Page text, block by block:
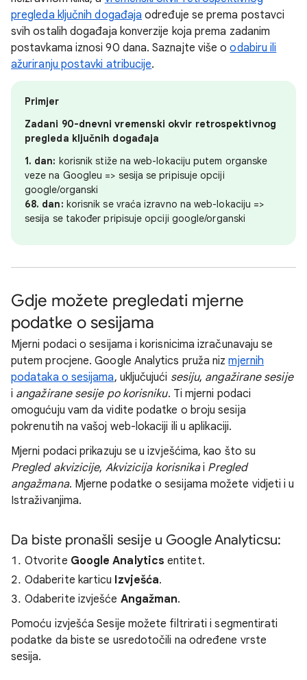
pregleda ključnih događaja određuje se prema postavci
svih ostalih događaja konverzije koja prema zadanim
postavkama iznosi 90 dana. Saznajte više oodabiru ili
ažuriranju postavki atribucije.
Primjer
Zadani 90-dnevni vremenski okvir retrospektivnog
pregleda ključnih događaja
1. dan: korisnik stiže na web-lokaciju putem organske
veze na Googleu => sesija se pripisuje opciji
google/organski
68. dan: korisnik se vraća izravno na web-lokaciju =>
sesija se također pripisuje opciji google/organski
Gdje možete pregledati mjerne
podatke o sesijama
Mjerni podaci o sesijama i korisnicima izračunavaju se
putem procjene. Google Analytics pruža nizmjernih
podataka o sesijama, uključujući sesiju, angažirane sesije
i angažirane sesije po korisniku. Ti mjerni podaci
omogućuju vam da vidite podatke o broju sesija
pokrenutih na vašoj web-lokaciji ili u aplikaciji.
Mjerni podaci prikazuju se u izvješćima, kao što su
Pregled akvizicije, Akvizicija korisnikai Pregled
angažmana. Mjerne podatke o sesijama možete vidjeti i u
Istraživanjima.
Da biste pronašli sesije u Google Analyticsu:
Otvorite Google Analytics entitet.
Odaberite karticu Izvješća.
Odaberite izvješće Angažman.
Pomoću izvješća Sesije možete filtrirati i segmentirati
podatke da biste se usredotočili na određene vrste
sesija.